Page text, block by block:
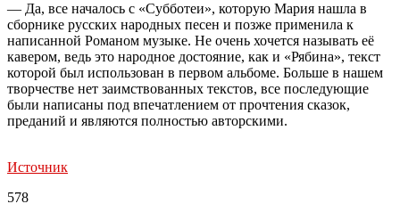
— Да, все началось с «Субботеи», которую Мария нашла в
сборнике русских народных песен и позже применила к
написанной Романом музыке. Не очень хочется называть её
кавером, ведь это народное достояние, как и «Рябина», текст
которой был использован в первом альбоме. Больше в нашем
творчестве нет заимствованных текстов, все последующие
были написаны под впечатлением от прочтения сказок,
преданий и являются полностью авторскими.
Источник
578